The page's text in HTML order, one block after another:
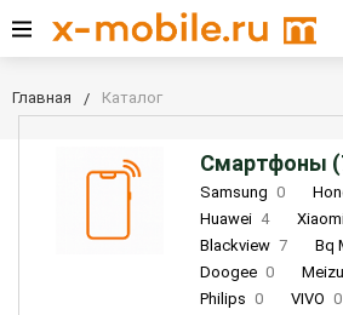
Главная Каталог
Смартфоны
Samsung 0
Huawei 4
Blackview 7 Bq
Doogee 0 Meizu
Philips 0 VIVO 0